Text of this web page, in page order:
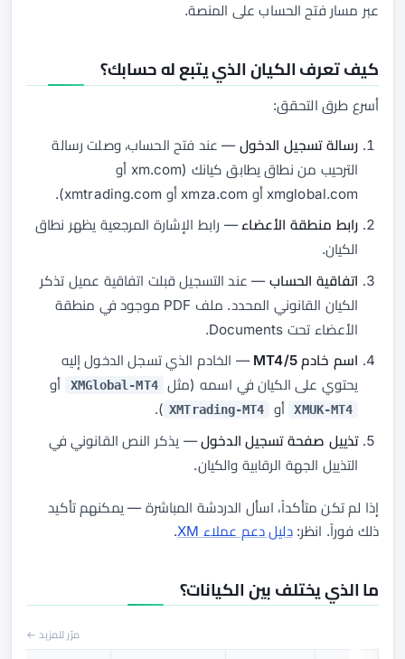
عبر مسار فتح الحساب على المنصة.
كيف تعرف الكيان الذي يتبع له حسابك؟
أسرع طرق التحقق:
رسالة تسجيل الدخول — عند فتح الحساب، وصلت رسالة
الترحيب من نطاق يطابق كيانك (xm.com أو
xmglobal.com أو xmza.com أو xmtrading.com).
رابط منطقة الأعضاء— رابط الإشارة المرجعية يظهر نطاق
الكيان.
اتفاقية الحساب — عند التسجيل قبلت اتفاقية عميل تذكر
الكيان القانوني المحدد. ملف PDF موجود في منطقة
الأعضاء تحت Documents.
اسم خادم MT4/5
— الخادم الذي تسجل الدخول إليه
يحتوي على الكيان في اسمه (مثل
XMGlobal-MT4 أو
XMUK-MT4 أو XMTrading-MT4
).
تذييل صفحة تسجيل الدخول— يذكر النص القانوني في
التذييل الجهة الرقابية والكيان.
إذا لم تكن متأكداً، اسأل الدردشة المباشرة — يمكنهم تأكيد
ذلك فوراً. انظر:دليل دعم عملاء XM .
ما الذي يختلف بين الكيانات؟
مرّر للمزيد ←